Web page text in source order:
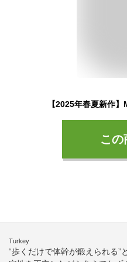
こ
Turkey
“歩くだけで体幹が鍛えられる